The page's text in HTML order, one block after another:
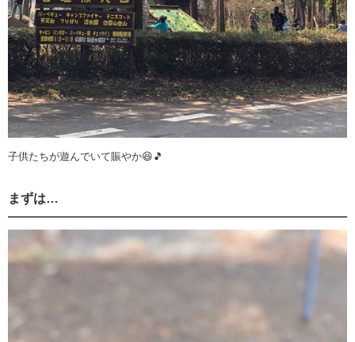
子供たちが遊んでいて賑やか😆🎵
まずは…